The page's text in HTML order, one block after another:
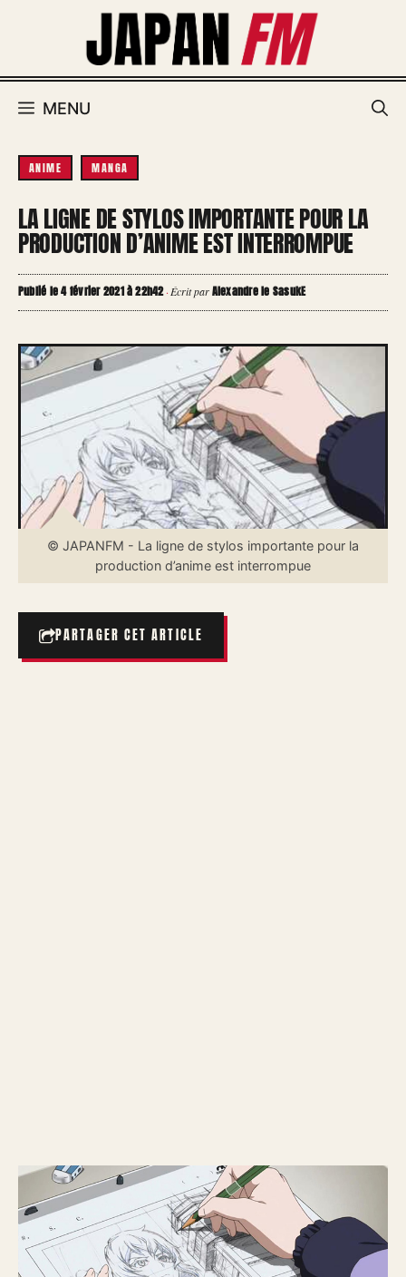
MENU
ANIME MANGA
LA LIGNE DE STYLOS IMPORTANTE POUR LA
PRODUCTION D’ANIME EST INTERROMPUE
Publié le 4 février 2021 à 22h42 · Écrit parAlexandre le SasukE
© JAPANFM - La ligne de stylos importante pour la
production d’anime est interrompue
PARTAGER CET ARTICLE